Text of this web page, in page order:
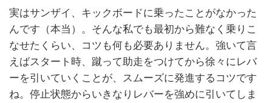
実はサンザイ、キックボードに乗ったことがなかった
んです（本当）。そんな私でも最初から難なく乗りこ
なせたくらい、コツも何も必要ありません。強いて言
えばスタート時、蹴って助走をつけてから徐々にレバ
ーを引いていくことが、スムーズに発進するコツです
ね。停止状態からいきなりレバーを強めに引いてしま